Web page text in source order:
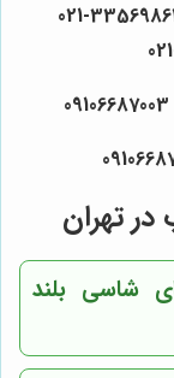
خط های ویژه دفتر : 33569328-021 33569862-021
تهران
شاسی بلند